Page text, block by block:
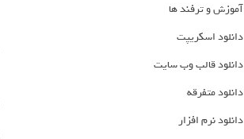
آموزش و ترفند ها
دانلود اسکریپت
دانلود قالب وب سایت
دانلود متفرقه
دانلود نرم افزار